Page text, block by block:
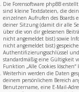
Die Forensoftware phpBB
sind kleine Textdateien, die
einzelnen Aufrufen des Boards
deiner Sitzung (damit dir alle
über die von dir gelesenen
nicht angemeldet bist) sowie
nicht angemeldet bist)
Authentifizierungsschlüssel und
standardmäßig eine Gültigkeit
Funktion „Alle Cookies löschen“
Weiterhin werden die Daten
deinem persönlichem Bereich
Benutzername, eine E-Mail-